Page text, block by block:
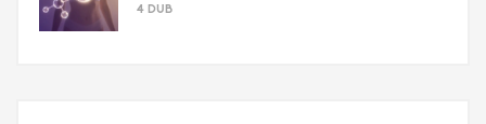
4 DUB